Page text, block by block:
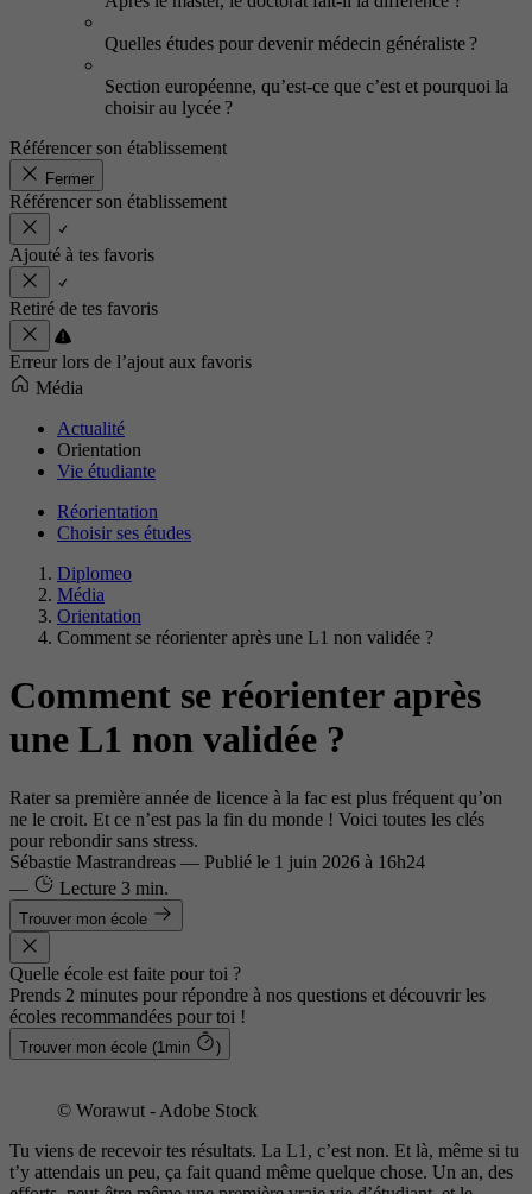
Quelles études pour devenir médecin généraliste ?
Section européenne, qu’est-ce que c’est et pourquoi la
choisir au lycée ?
Référencer son établissement
Fermer
Référencer son établissement
Ajouté à tes favoris
Retiré de tes favoris
Erreur lors de l’ajout aux favoris
Média
Actualité
Orientation
Vie étudiante
Réorientation
Choisir ses études
Diplomeo
Média
Orientation
Comment se réorienter après une L1 non validée ?
Comment se réorienter après
une L1 non validée ?
Rater sa première année de licence à la fac est plus fréquent qu’on
ne le croit. Et ce n’est pas la fin du monde ! Voici toutes les clés
pour rebondir sans stress.
Sébastie Mastrandreas — Publié le 1 juin 2026 à 16h24
—
Lecture 3 min.
Trouver mon école
Quelle école est faite pour toi ?
Prends 2 minutes pour répondre à nos questions et découvrir les
écoles recommandées pour toi !
Trouver mon école (1min )
© Worawut - Adobe Stock
Tu viens de recevoir tes résultats. La L1, c’est non. Et là, même si tu
t’y attendais un peu, ça fait quand même quelque chose. Un an, des